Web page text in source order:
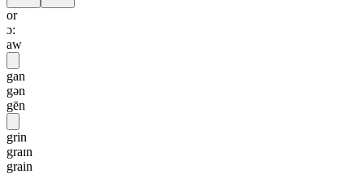
or
ɔ:
aw
gan
gən
gēn
grin
graɪn
grain